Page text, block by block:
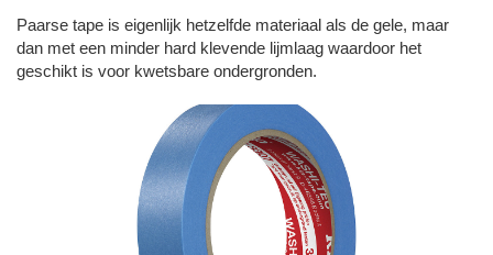
Paarse tape is eigenlijk hetzelfde materiaal als de gele, maar
dan met een minder hard klevende lijmlaag waardoor het
geschikt is voor kwetsbare ondergronden.